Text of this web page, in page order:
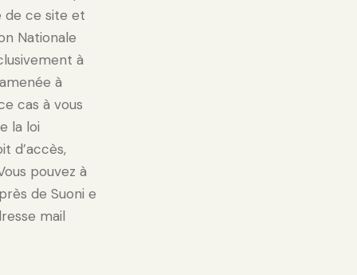
de ce site et
Nationale
à
à
cas à vous
la loi
d’accès,
pouvez à
de Suoni e
mail